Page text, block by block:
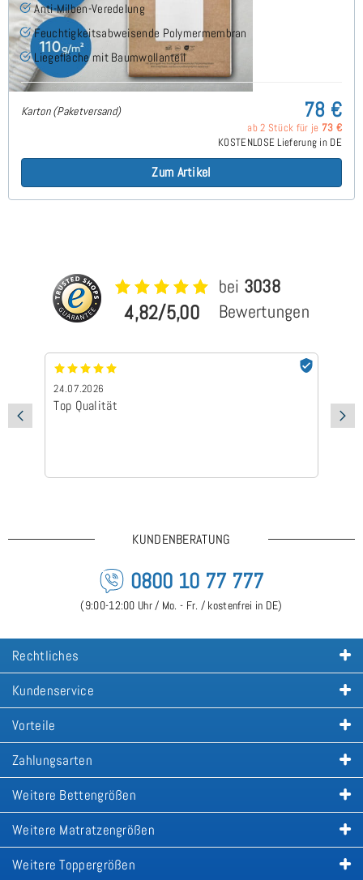
Anti-Milben-Veredelung
Feuchtigkeitsabweisende Polymermembran
Liegefläche mit Baumwollanteil
Karton (Paketversand) 78 €
ab 2 Stück für je 73 €
KOSTENLOSE Lieferung in DE
Zum Artikel
4,82/5,00
bei 3038
Bewertungen
24.07.2026
Top Qualität
KUNDENBERATUNG
0800 10 77 777
(9:00-12:00 Uhr / Mo. - Fr. / kostenfrei in DE)
Rechtliches
Kundenservice
Vorteile
Zahlungsarten
Weitere Bettengrößen
Weitere Matratzengrößen
Weitere Toppergrößen